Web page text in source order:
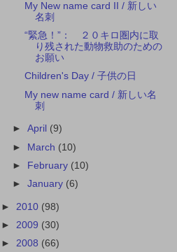
My New name card II / 新しい
名刺
“緊急！”： ２０キロ圏内に取
り残された動物救助のための
お願い
Children's Day / 子供の日
My new name card / 新しい名
刺
►April (9)
► March (10)
► February (10)
►January (6)
► 2010 (98)
► 2009 (30)
► 2008 (66)